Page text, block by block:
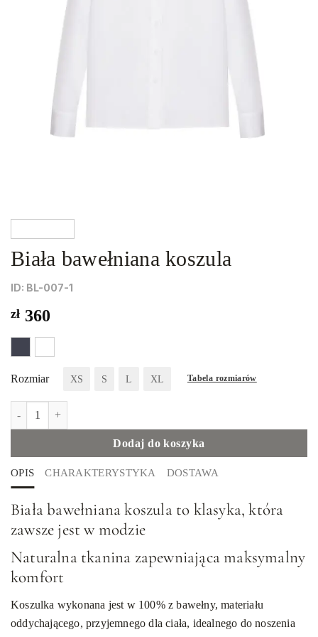
Biała bawełniana koszula
ID: BL-007-1
zł 360
Rozmiar XS S L XL Tabela rozmiarów
ilość Biała bawełniana koszula
Dodaj do koszyka
OPIS CHARAKTERYSTYKA DOSTAWA
Biała bawełniana koszula to klasyka, która
zawsze jest w modzie
Naturalna tkanina zapewniająca maksymalny
komfort
Koszulka wykonana jest w 100% z bawełny, materiału
oddychającego, przyjemnego dla ciała, idealnego do noszenia